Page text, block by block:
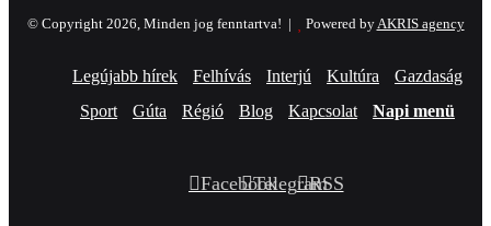
© Copyright 2026, Minden jog fenntartva! | Powered by AKRIS agency
Legújabb hírek Felhívás Interjú Kultúra
Gazdaság
Sport
Gúta Régió Blog Kapcsolat Napi menü
FacebookTelegramRSS